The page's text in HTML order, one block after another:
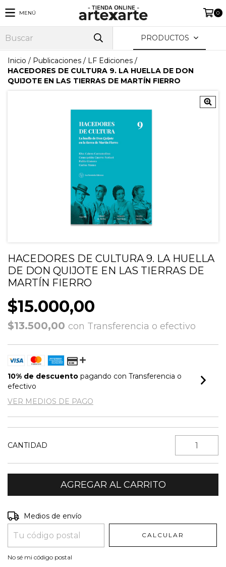
MENÚ 0
PRODUCTOS
Inicio / Publicaciones / LF Ediciones /
HACEDORES DE CULTURA 9. LA HUELLA DE DON
QUIJOTE EN LAS TIERRAS DE MARTÍN FIERRO
HACEDORES DE CULTURA 9. LA HUELLA
DE DON QUIJOTE EN LAS TIERRAS DE
MARTÍN FIERRO
$15.000,00
$13.500,00 con Transferencia o efectivo
10% de descuento pagando con Transferencia o
efectivo
VER MEDIOS DE PAGO
CANTIDAD
Entregas para el CP:
Medios de envío
CALCULAR
No sé mi código postal